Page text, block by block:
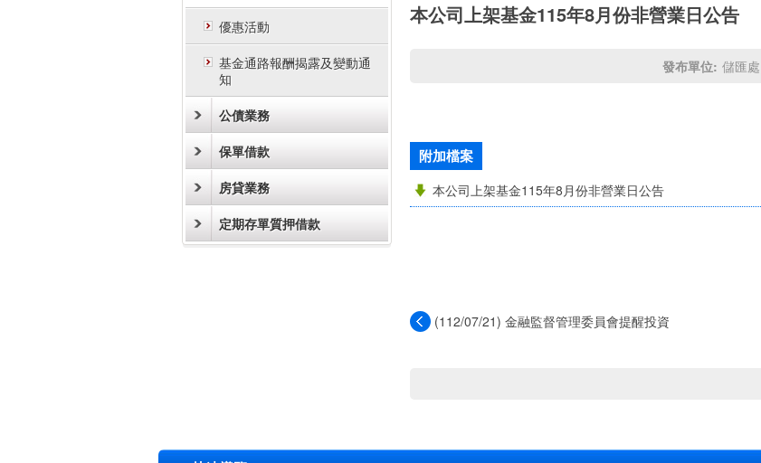
優惠活動
基金通路報酬揭露及變動通
知
公債業務
保單借款
房貸業務
定期存單質押借款
本公司上架基金115年8月份非營業日公告
發布單位: 儲匯處
附加檔案
本公司上架基金115年8月份非營業日公告
(112/07/21) 金融監督管理委員會提醒投資